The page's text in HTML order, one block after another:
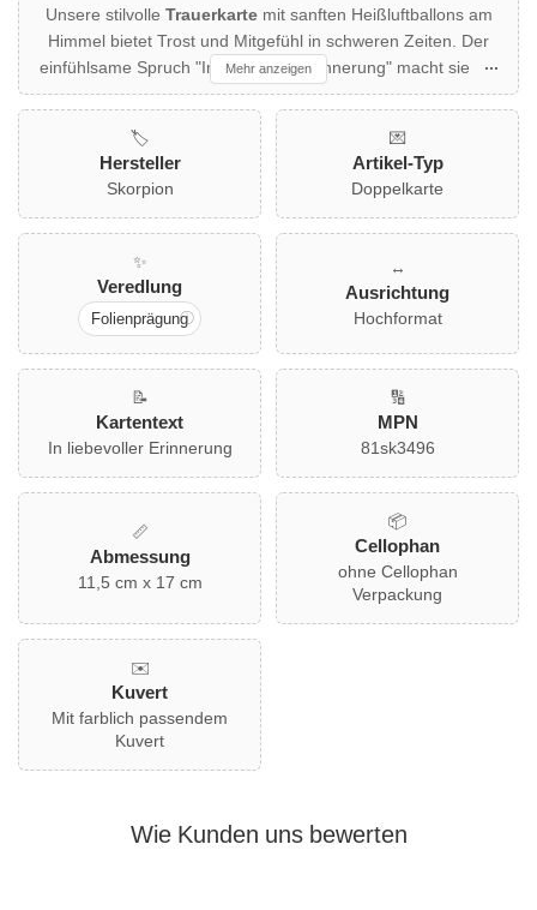
Unsere stilvolle Trauerkartemit sanften Heißluftballons am
Himmel bietet Trost und Mitgefühl in schweren Zeiten. Der
einfühlsame Spruch "In liebevoller Erinnerung" macht sie zur
idealen Wahl, um Beistand zu leisten. Das dezente Design in
Weiß und Rosa spricht besonders Personen an, die eine
zurückhaltende, aber herzliche Ausdrucksweise schätzen.
Diese elegante Doppelkarte kommt mit einem farblich
passenden Umschlag und eignet sich perfekt für Angehörige
und Freunde, die Wert auf eine geschmackvolle Kondolenz
legen.
Mehr anzeigen
🏷️
Hersteller
Skorpion
💌
Artikel-Typ
Doppelkarte
✨
Veredlung
Folienprägung
↔️
Ausrichtung
Hochformat
📝
Kartentext
In liebevoller Erinnerung
🔢
MPN
81sk3496
📏
Abmessung
11,5 cm x 17 cm
📦
Cellophan
ohne Cellophan
Verpackung
✉️
Kuvert
Mit farblich passendem
Kuvert
Wie Kunden uns bewerten